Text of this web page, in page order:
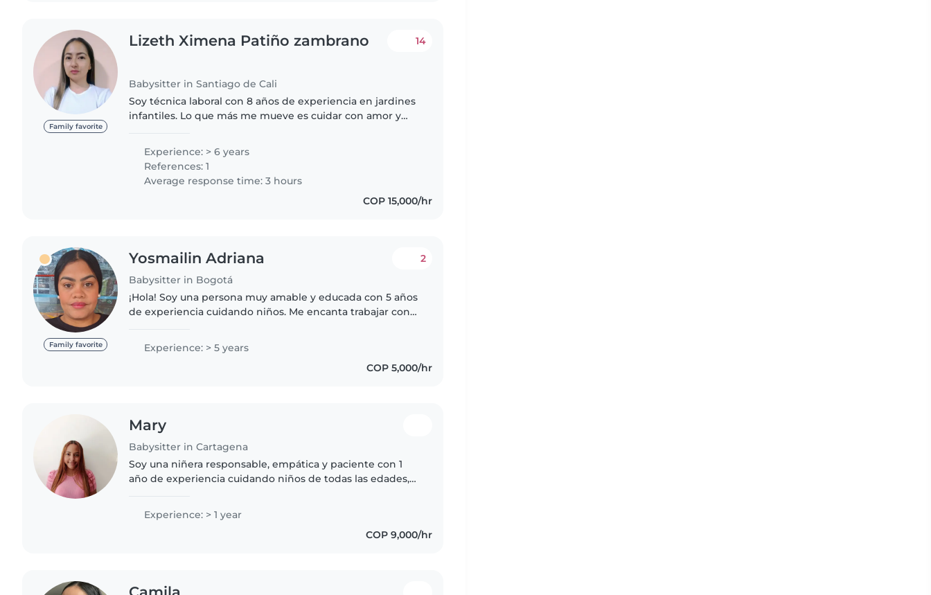
Family favorite
Lizeth Ximena Patiño zambrano
Babysitter in Santiago de Cali
14
Soy técnica laboral con 8 años de experiencia en jardines
infantiles. Lo que más me mueve es cuidar con amor y
que los peques..
Experience: > 6 years
References: 1
Average response time: 3 hours
COP 15,000/hr
Family favorite
Yosmailin Adriana
Babysitter in Bogotá
2
¡Hola! Soy una persona muy amable y educada con 5 años
de experiencia cuidando niños. Me encanta trabajar con
autismo. Soy muy hablador/a,..
Experience: > 5 years
COP 5,000/hr
Mary
Babysitter in Cartagena
Soy una niñera responsable, empática y paciente con 1
año de experiencia cuidando niños de todas las edades,
primeros auxilios..
Experience: > 1 year
COP 9,000/hr